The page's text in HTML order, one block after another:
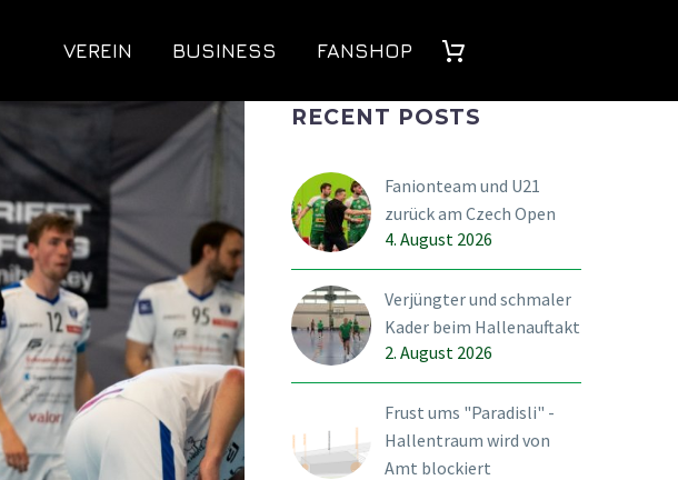
VEREIN BUSINESS FANSHOP
RECENT POSTS
Fanionteam und U21
zurück am Czech Open
4. August 2026
Verjüngter und schmaler
Kader beim Hallenauftakt
2. August 2026
Frust ums "Paradisli" -
Hallentraum wird von
Amt blockiert